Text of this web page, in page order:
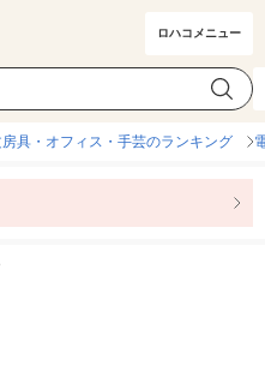
ロハコメニュー
カテゴリ選択
具・オフィス・手芸のランキング